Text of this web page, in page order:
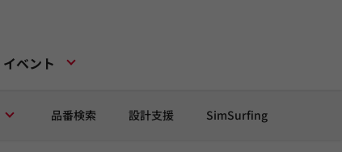
イベント
品番検索 設計支援 SimSurfing